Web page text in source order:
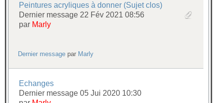
Peintures acryliques à donner (Sujet clos)
Dernier message 22 Fév 2021 08:56
par Marly
Dernier message par Marly
Echanges
Dernier message 05 Jui 2020 10:30